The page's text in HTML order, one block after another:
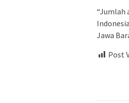
“Jumlah
Jawa
Post